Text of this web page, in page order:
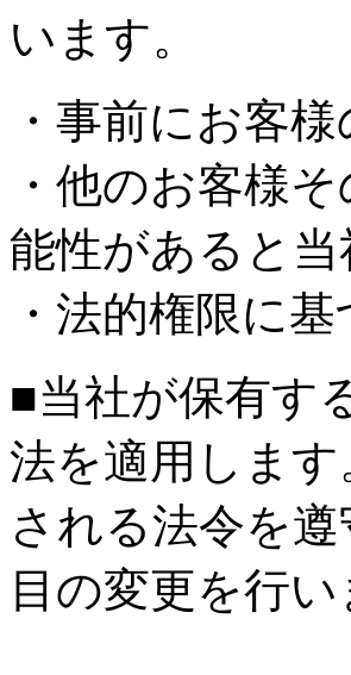
います。
・事前にお客
・他のお客様
能性があると
・法的権限に
■当社が保有す
法を適用しま
される法令を
目の変更を行い